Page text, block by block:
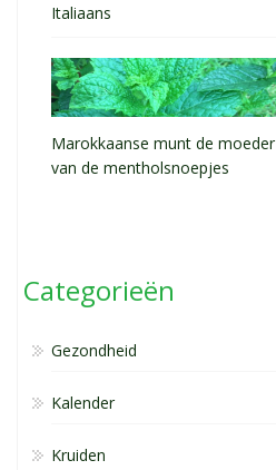
Italiaans
Marokkaanse munt de moeder
van de mentholsnoepjes
Categorieën
Gezondheid
Kalender
Kruiden